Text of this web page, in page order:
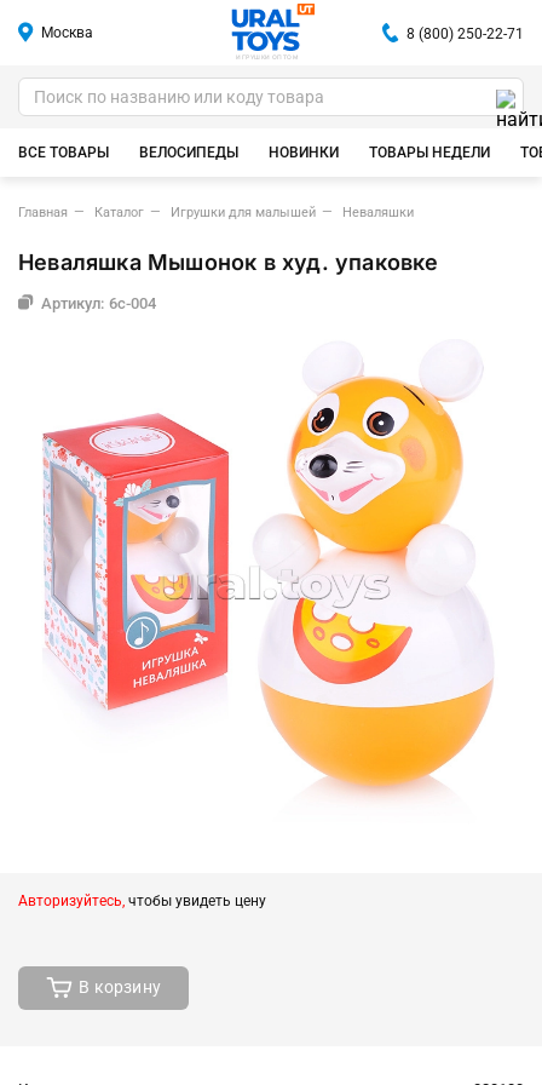
Москва
ИГРУШКИ ОПТОМ
8 (800) 250-22-71
ВСЕ ТОВАРЫ ВЕЛОСИПЕДЫ НОВИНКИ ТОВАРЫ НЕДЕЛИ
Главная Каталог Игрушки для малышей Неваляшки
Неваляшка Мышонок в худ. упаковке
Артикул: 6с-004
Авторизуйтесь, чтобы увидеть цену
В корзину